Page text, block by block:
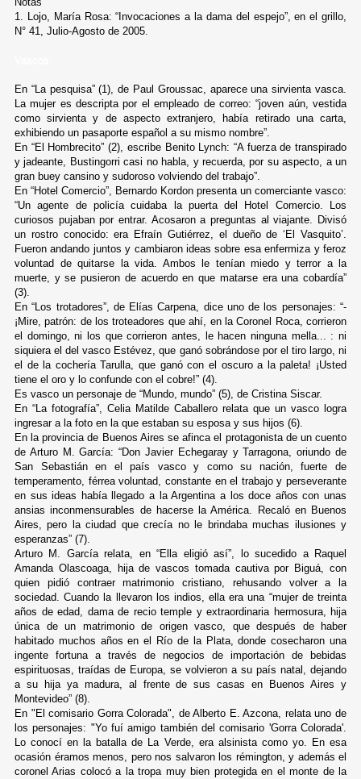
1. Lojo, María Rosa: “Invocaciones a la dama del espejo”, en el grillo,
N° 41, Julio-Agosto de 2005.
En “La pesquisa” (1), de Paul Groussac, aparece una sirvienta vasca.
La mujer es descripta por el empleado de correo: “joven aún, vestida
como sirvienta y de aspecto extranjero, había retirado una carta,
exhibiendo un pasaporte español a su mismo nombre”.
En “El Hombrecito” (2), escribe Benito Lynch: “A fuerza de transpirado
y jadeante, Bustingorri casi no habla, y recuerda, por su aspecto, a un
gran buey cansino y sudoroso volviendo del trabajo”.
En “Hotel Comercio”, Bernardo Kordon presenta un comerciante vasco:
“Un agente de policía cuidaba la puerta del Hotel Comercio. Los
curiosos pujaban por entrar. Acosaron a preguntas al viajante. Divisó
un rostro conocido: era Efraín Gutiérrez, el dueño de ‘El Vasquito’.
Fueron andando juntos y cambiaron ideas sobre esa enfermiza y feroz
voluntad de quitarse la vida. Ambos le tenían miedo y terror a la
muerte, y se pusieron de acuerdo en que matarse era una cobardía”
(3).
En “Los trotadores”, de Elías Carpena, dice uno de los personajes: “-
¡Mire, patrón: de los troteadores que ahí, en la Coronel Roca, corrieron
el domingo, ni los que corrieron antes, le hacen ninguna mella... : ni
siquiera el del vasco Estévez, que ganó sobrándose por el tiro largo, ni
el de la cochería Tarulla, que ganó con el oscuro a la paleta! ¡Usted
tiene el oro y lo confunde con el cobre!” (4).
Es vasco un personaje de “Mundo, mundo” (5), de Cristina Siscar.
En “La fotografía”, Celia Matilde Caballero relata que un vasco logra
ingresar a la foto en la que estaban su esposa y sus hijos (6).
En la provincia de Buenos Aires se afinca el protagonista de un cuento
de Arturo M. García: “Don Javier Echegaray y Tarragona, oriundo de
San Sebastián en el país vasco y como su nación, fuerte de
temperamento, férrea voluntad, constante en el trabajo y perseverante
en sus ideas había llegado a la Argentina a los doce años con unas
ansias inconmensurables de hacerse la América. Recaló en Buenos
Aires, pero la ciudad que crecía no le brindaba muchas ilusiones y
esperanzas” (7).
Arturo M. García relata, en “Ella eligió así”, lo sucedido a Raquel
Amanda Olascoaga, hija de vascos tomada cautiva por Biguá, con
quien pidió contraer matrimonio cristiano, rehusando volver a la
sociedad. Cuando la llevaron los indios, ella era una “mujer de treinta
años de edad, dama de recio temple y extraordinaria hermosura, hija
única de un matrimonio de origen vasco, que después de haber
habitado muchos años en el Río de la Plata, donde cosecharon una
ingente fortuna a través de negocios de importación de bebidas
espirituosas, traídas de Europa, se volvieron a su país natal, dejando
a su hija ya madura, al frente de sus casas en Buenos Aires y
Montevideo” (8).
En "El comisario Gorra Colorada", de Alberto E. Azcona, relata uno de
los personajes: "Yo fuí amigo también del comisario 'Gorra Colorada'.
Lo conocí en la batalla de La Verde, era alsinista como yo. En esa
ocasión éramos menos, pero nos salvaron los rémington, y además el
coronel Arias colocó a la tropa muy bien protegida en el monte de la